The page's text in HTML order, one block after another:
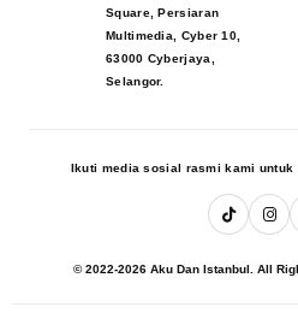
Square, Persiaran
Multimedia, Cyber 10,
63000 Cyberjaya,
Selangor.
Ikuti media sosial rasmi kami untuk
© 2022-2026 Aku Dan Istanbul. All